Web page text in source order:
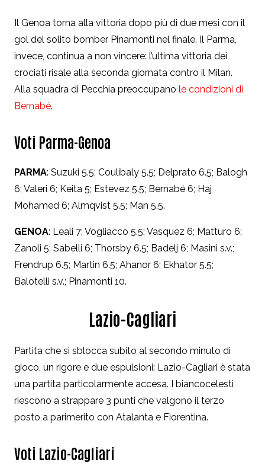
Il Genoa torna alla vittoria dopo più di due mesi con il
gol del solito bomber Pinamonti nel finale. Il Parma,
invece, continua a non vincere: l’ultima vittoria dei
crociati risale alla seconda giornata contro il Milan.
Alla squadra di Pecchia preoccupano le condizioni di
Bernabé.
Voti Parma-Genoa
PARMA: Suzuki 5.5; Coulibaly 5.5; Delprato 6.5; Balogh
6; Valeri 6; Keita 5; Estevez 5.5; Bernabé 6; Haj
Mohamed 6; Almqvist 5.5; Man 5.5.
GENOA: Leali 7; Vogliacco 5.5; Vasquez 6; Matturo 6;
Zanoli 5; Sabelli 6; Thorsby 6.5; Badelj 6; Masini s.v.;
Frendrup 6.5; Martin 6.5; Ahanor 6; Ekhator 5.5;
Balotelli s.v.; Pinamonti 10.
Lazio-Cagliari
Partita che si sblocca subito al secondo minuto di
gioco, un rigore e due espulsioni: Lazio-Cagliari è stata
una partita particolarmente accesa. I biancocelesti
riescono a strappare 3 punti che valgono il terzo
posto a parimerito con Atalanta e Fiorentina.
Voti Lazio-Cagliari